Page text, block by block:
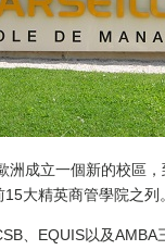
洲成立一個新的校區
大精英商管學院之列。
、EQUIS以及AMBA